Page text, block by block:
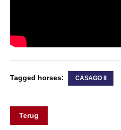
Tagged horses: CASAGO II
Terug